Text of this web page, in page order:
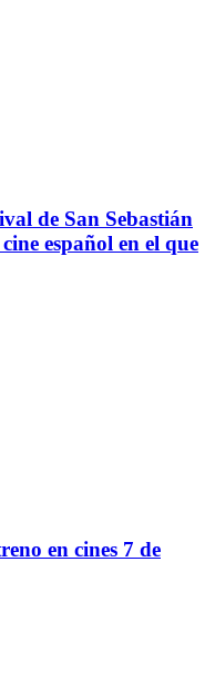
de San Sebastián
español en el que
en cines 7 de